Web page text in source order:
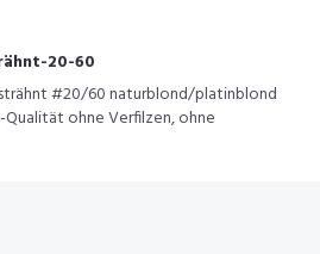
20-60
#20/60 naturblond/platinblond
Qualität ohne Verfilzen, ohne